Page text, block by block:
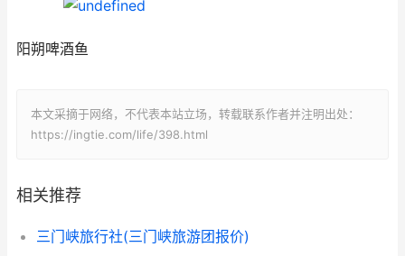
阳朔啤酒鱼
本文采摘于网络，不代表本站立场，转载联系作者并注明出处：
https://ingtie.com/life/398.html
相关推荐
三门峡旅行社(三门峡旅游团报价)